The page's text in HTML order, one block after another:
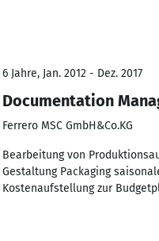
6 Jahre, Jan. 2012 - Dez. 2017
Documentation
Ferrero MSC GmbH&Co.KG
Bearbeitung von
Gestaltung Packaging
Kostenaufstellung zur